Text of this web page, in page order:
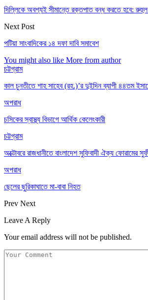
দিল্লিকে অবশ্যই সীমান্তে রক্তপাত বন্ধ করতে হবে: রুহুল
Next Post
পটিয়া সাংবাদিকের ১৪ দফা দাবি সমাবেশ
You might also like More from author
চট্টগ্রাম
কাল চুনতীতে শাহ সাহেব (রহ.)’র দুইদিন ব্যাপী ৪৪তম
অপরাধ
চসিকের স্বাস্থ্য বিভাগে আর্থিক কেলেংকারী
চট্টগ্রাম
অক্টোবরে রাজধানীতে বাংলাদেশ সুফিবাদী ঐক্য ফোরামের
অপরাধ
ছেলের ছুরিকাঘাতে মা-বাবা নিহত
Prev Next
Leave A Reply
Your email address will not be published.